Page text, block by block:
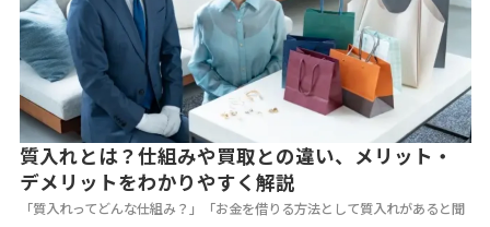
質入れとは？仕組みや買取との違い、メリット・
デメリットをわかりやすく解説
「質入れってどんな仕組み？」「お金を借りる方法として質入れがあると聞